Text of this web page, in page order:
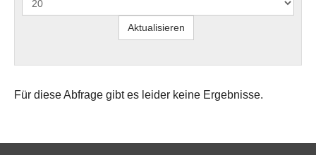
Für diese Abfrage gibt es leider keine Ergebnisse.